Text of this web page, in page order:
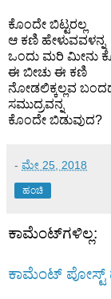
ಕೊಂದೇ ಬಿಟ್ಟರಲ್ಲ
ಆ ಕಣಿ ಹೇಳುವವಳನ್ನ
ಒಂದು ಮರಿ ಮೀನು
ಈ ಬೀಚು ಈ ಕಣಿ
ನೋಡಲಿಕ್ಕಲ್ಲವ
ಸಮುದ್ರವನ್ನ
ಕೊಂದೇ ಬಿಡುವುದ?
- ಮೇ 25, 2018
ಹಂಚಿ
ಕಾಮೆಂಟ್‌ಗಳಿಲ್ಲ:
ಕಾಮೆಂಟ್‌‌ ಪೋಸ್ಟ್‌